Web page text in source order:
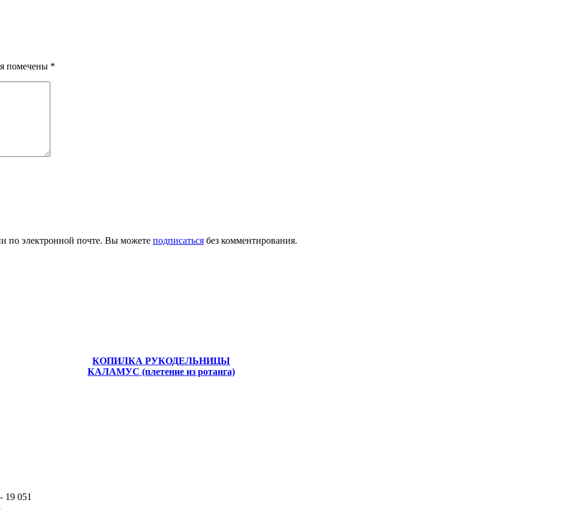
помечены *
по электронной почте. Вы можете подписаться без комментирования.
КОПИЛКА РУКОДЕЛЬНИЦЫ
КАЛАМУС (плетение из ротанга)
- 19 051